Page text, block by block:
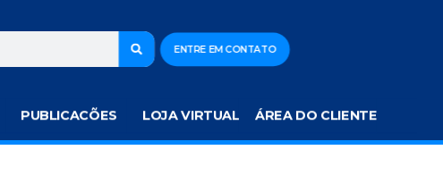
ENTRE EM CONTATO
PUBLICACÕES LOJA VIRTUAL ÁREA DO CLIENTE